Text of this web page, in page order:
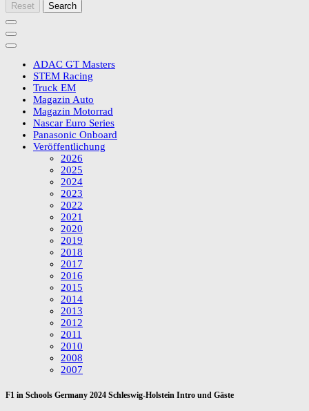
Reset Search
ADAC GT Masters
STEM Racing
Truck EM
Magazin Auto
Magazin Motorrad
Nascar Euro Series
Panasonic Onboard
Veröffentlichung
2026
2025
2024
2023
2022
2021
2020
2019
2018
2017
2016
2015
2014
2013
2012
2011
2010
2008
2007
F1 in Schools Germany 2024 Schleswig-Holstein Intro und Gäste